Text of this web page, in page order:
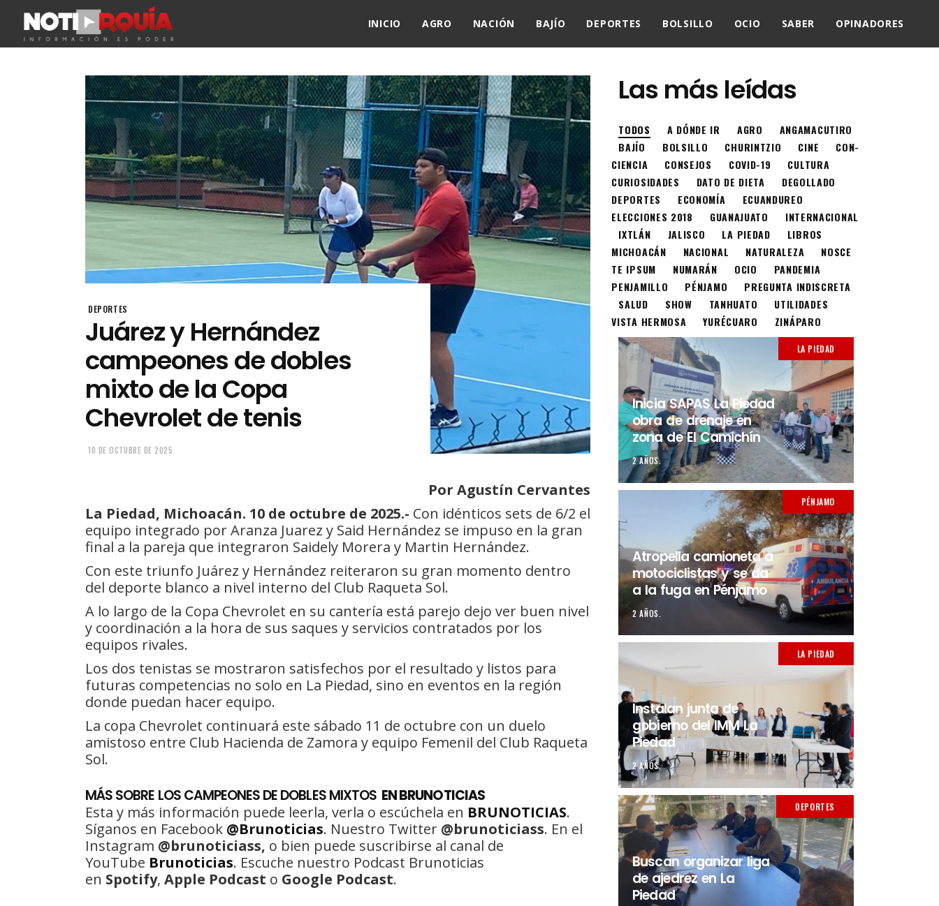
INICIO AGRO NACIÓN BAJÍO DEPORTES BOLSILLO OCIO SABER OPINADORES
DEPORTES
Juárez y Hernández
campeones de dobles
mixto de la Copa
Chevrolet de tenis
10 DE OCTUBRE DE 2025
Por Agustín Cervantes
La Piedad, Michoacán. 10 de octubre de 2025.- Con idénticos sets de 6/2 el
equipo integrado por Aranza Juarez y Said Hernández se impuso en la gran
final a la pareja que integraron Saidely Morera y Martin Hernández.
Con este triunfo Juárez y Hernández reiteraron su gran momento dentro
del deporte blanco a nivel interno del Club Raqueta Sol.
A lo largo de la Copa Chevrolet en su cantería está parejo dejo ver buen nivel
y coordinación a la hora de sus saques y servicios contratados por los
equipos rivales.
Los dos tenistas se mostraron satisfechos por el resultado y listos para
futuras competencias no solo en La Piedad, sino en eventos en la región
donde puedan hacer equipo.
La copa Chevrolet continuará este sábado 11 de octubre con un duelo
amistoso entre Club Hacienda de Zamora y equipo Femenil del Club Raqueta
Sol.
MÁS SOBRE LOS CAMPEONES DE DOBLES MIXTOS EN BRUNOTICIAS
Esta y más información puede leerla, verla o escúchela en BRUNOTICIAS.
Síganos en Facebook @Brunoticias. Nuestro Twitter @brunoticiass. En el
Instagram @brunoticiass, o bien puede suscribirse al canal de
YouTube Brunoticias. Escuche nuestro Podcast Brunoticias
en Spotify, Apple Podcast o Google Podcast.
Las más leídas
TODOS A DÓNDE IR AGRO
ANGAMACUTIRO
BAJÍO
BOLSILLO CHURINTZIO CINE
CON-
CIENCIA
CONSEJOS COVID-19
CULTURA
CURIOSIDADES
DATO DE DIETA
DEGOLLADO
DEPORTES
ECONOMÍA
ECUANDUREO
ELECCIONES 2018
GUANAJUATO
INTERNACIONAL
IXTLÁN
JALISCO LA PIEDAD
LIBROS
MICHOACÁN
NACIONAL NATURALEZA
NOSCE
TE IPSUM
NUMARÁN OCIO
PANDEMIA
PENJAMILLO
PÉNJAMO
PREGUNTA INDISCRETA
SALUD
SHOW TANHUATO
UTILIDADES
VISTA HERMOSA
YURÉCUARO ZINÁPARO
LA PIEDAD
Inicia SAPAS La Piedad
obra de drenaje en
zona de El Camichín
2 AÑOS.
PÉNJAMO
Atropella camioneta a
motociclistas y se da
a la fuga en Pénjamo
2 AÑOS.
LA PIEDAD
Instalan junta de
gobierno del IMM La
Piedad
2 AÑOS.
DEPORTES
Buscan organizar liga
de ajedrez en La
Piedad